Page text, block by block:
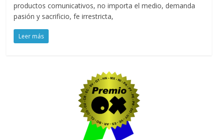
productos comunicativos, no importa el medio, demanda
pasión y sacrificio, fe irrestricta,
Leer más